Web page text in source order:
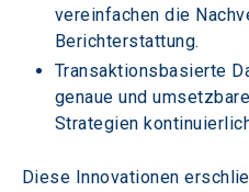
vereinfachen die
Berichterstattung.
Transaktionsbasierte
genaue und
Strategien
Diese Innovationen